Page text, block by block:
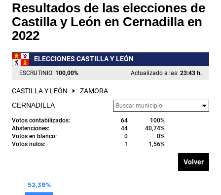
Resultados de las elecciones de
Castilla y León en Cernadilla en
2022
ELECCIONES CASTILLA Y LEÓN
ESCRUTINIO: 100,00% Actualizado a las: 23:43 h.
CASTILLA Y LEÓN
ZAMORA
CERNADILLA
Votos contabilizados: 64
100%
Abstenciones:
44
40,74%
Votos en blanco:
0
0%
Votos nulos:
1 1,56%
Volver
52,38%